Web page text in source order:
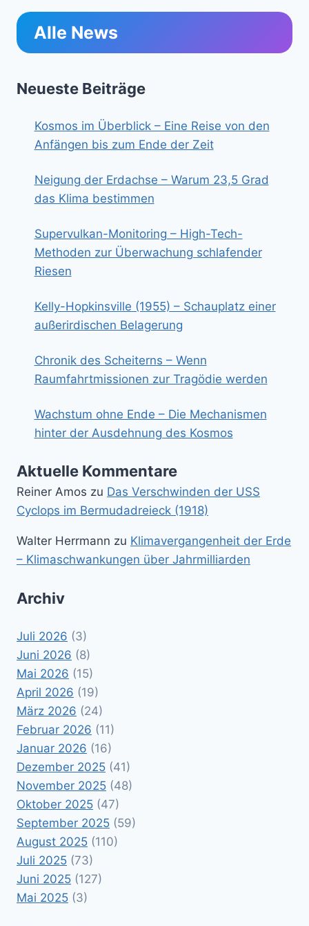
Alle News
Neueste Beiträge
Kosmos im Überblick – Eine Reise von den
Anfängen bis zum Ende der Zeit
Neigung der Erdachse – Warum 23,5 Grad
das Klima bestimmen
Supervulkan-Monitoring – High-Tech-
Methoden zur Überwachung schlafender
Riesen
Kelly-Hopkinsville (1955) – Schauplatz einer
außerirdischen Belagerung
Chronik des Scheiterns – Wenn
Raumfahrtmissionen zur Tragödie werden
Wachstum ohne Ende – Die Mechanismen
hinter der Ausdehnung des Kosmos
Aktuelle Kommentare
Reiner Amos zu Das Verschwinden der USS
Cyclops im Bermudadreieck (1918)
Walter Herrmann zu Klimavergangenheit der Erde
– Klimaschwankungen über Jahrmilliarden
Archiv
Juli 2026 (3)
Juni 2026 (8)
Mai 2026 (15)
April 2026 (19)
März 2026 (24)
Februar 2026 (11)
Januar 2026 (16)
Dezember 2025 (41)
November 2025 (48)
Oktober 2025 (47)
September 2025 (59)
August 2025 (110)
Juli 2025 (73)
Juni 2025 (127)
Mai 2025 (3)